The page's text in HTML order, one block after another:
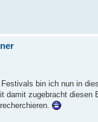
bin ich nun in
damit zugebracht diesen